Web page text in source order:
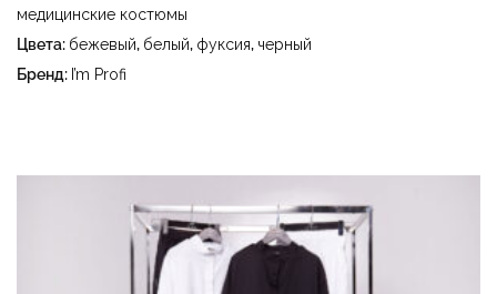
тетрахлорэтилена (перихлорэтилена) и углеводородов
(бензин, уайт-спирит) - сушить в барабане стиральной
медицинские костюмы
Цвета: бежевый, белый, фуксия, черный
Бренд: I’m Profi